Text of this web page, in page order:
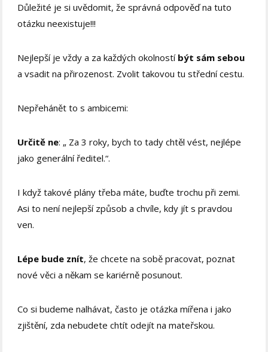
Důležité je si uvědomit, že správná odpověď na tuto
otázku neexistuje!!!
Nejlepší je vždy a za každých okolností být sám sebou
a vsadit na přirozenost. Zvolit takovou tu střední cestu.
Nepřehánět to s ambicemi:
Určitě ne: „ Za 3 roky, bych to tady chtěl vést, nejlépe
jako generální ředitel.“.
I když takové plány třeba máte, buďte trochu při zemi.
Asi to není nejlepší způsob a chvíle, kdy jít s pravdou
ven.
Lépe bude znít, že chcete na sobě pracovat, poznat
nové věci a někam se kariérně posunout.
Co si budeme nalhávat, často je otázka mířena i jako
zjištění, zda nebudete chtít odejít na mateřskou.